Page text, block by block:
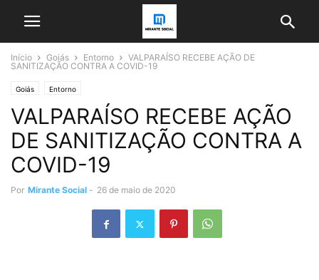
Início Goiás Entorno
VALPARAÍSO RECEBE AÇÃO DE
SANITIZAÇÃO CONTRA A COVID-19
Goiás Entorno
VALPARAÍSO RECEBE AÇÃO
DE SANITIZAÇÃO CONTRA A
COVID-19
Por Mirante Social - 26 de maio de 2020